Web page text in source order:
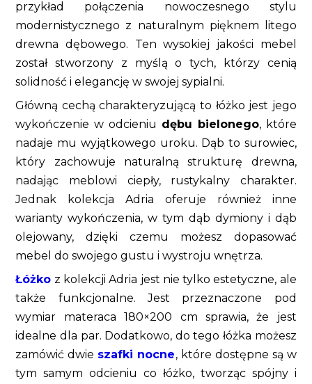
przykład połączenia nowoczesnego stylu
modernistycznego z naturalnym pięknem litego
drewna dębowego. Ten wysokiej jakości mebel
został stworzony z myślą o tych, którzy cenią
solidność i elegancję w swojej sypialni.
Główną cechą charakteryzującą to łóżko jest jego
wykończenie w odcieniu dębu bielonego, które
nadaje mu wyjątkowego uroku. Dąb to surowiec,
który zachowuje naturalną strukturę drewna,
nadając meblowi ciepły, rustykalny charakter.
Jednak kolekcja Adria oferuje również inne
warianty wykończenia, w tym dąb dymiony i dąb
olejowany, dzięki czemu możesz dopasować
mebel do swojego gustu i wystroju wnętrza.
Łóżko z kolekcji Adria jest nie tylko estetyczne, ale
także funkcjonalne. Jest przeznaczone pod
wymiar materaca 180×200 cm sprawia, że jest
idealne dla par. Dodatkowo, do tego łóżka możesz
zamówić dwie szafki nocne, które dostępne są w
tym samym odcieniu co łóżko, tworząc spójny i